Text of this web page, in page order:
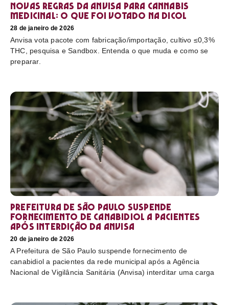
Novas regras da Anvisa para cannabis
medicinal: o que foi votado na Dicol
28 de janeiro de 2026
Anvisa vota pacote com fabricação/importação, cultivo ≤0,3%
THC, pesquisa e Sandbox. Entenda o que muda e como se
preparar.
Prefeitura de São Paulo suspende
fornecimento de canabidiol a pacientes
após interdição da Anvisa
20 de janeiro de 2026
A Prefeitura de São Paulo suspende fornecimento de
canabidiol a pacientes da rede municipal após a Agência
Nacional de Vigilância Sanitária (Anvisa) interditar uma carga